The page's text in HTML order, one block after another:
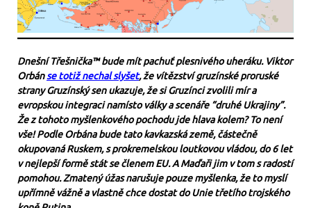
Dnešní Třešnička™ bude mít pachuť plesnivého uheráku. Viktor
Orbánse totiž nechal slyšet, že vítězství gruzínské proruské
strany Gruzínský sen ukazuje, že si Gruzínci zvolili mír a
evropskou integraci namísto války a scenáře “druhé Ukrajiny”.
Že z tohoto myšlenkového pochodu jde hlava kolem? To není
vše! Podle Orbána bude tato kavkazská země, částečně
okupovaná Ruskem, s prokremelskou loutkovou vládou, do 6 let
v nejlepší formě stát se členem EU. A Maďaři jim v tom s radostí
pomohou. Zmatený úžas narušuje pouze myšlenka, že to myslí
upřímně vážně a vlastně chce dostat do Unie třetího trojského